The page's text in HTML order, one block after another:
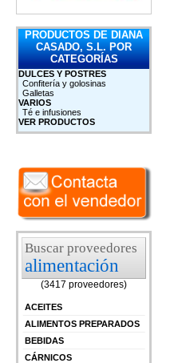
PRODUCTOS DE DIANA
CASADO, S.L. POR
CATEGORÍAS
DULCES Y POSTRES
Confitería y golosinas
Galletas
VARIOS
Té e infusiones
VER PRODUCTOS
Buscar proveedores
alimentación
(3417 proveedores)
ACEITES
ALIMENTOS PREPARADOS
BEBIDAS
CÁRNICOS